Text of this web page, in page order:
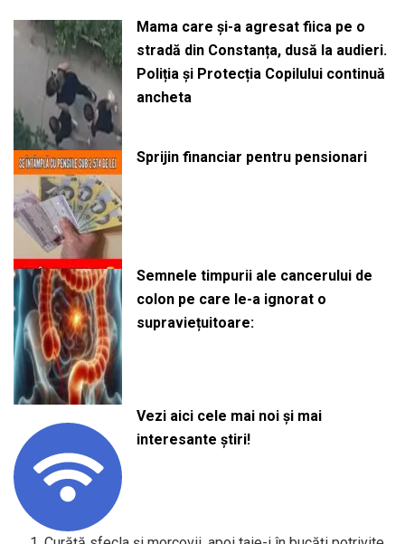
Mama care și-a agresat fiica pe o
stradă din Constanța, dusă la audieri.
Poliția și Protecția Copilului continuă
ancheta
Sprijin financiar pentru pensionari
Semnele timpurii ale cancerului de
colon pe care le-a ignorat o
supraviețuitoare:
Vezi aici cele mai noi și mai
interesante știri!